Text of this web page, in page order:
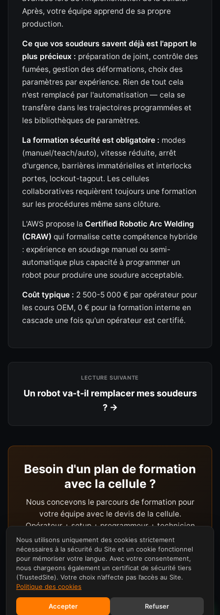
Après, votre équipe apprend de sa propre
production.
Ce que vos soudeurs savent déjà est l'apport le
plus précieux : préparation de joint, contrôle des
fumées, gestion des déformations, choix des
paramètres par expérience. Rien de tout cela
n'est remplacé par l'automatisation — cela se
transfère dans les trajectoires programmées et
les bibliothèques de paramètres.
La formation sécurité est obligatoire : modes
(manuel/teach/auto), vitesse réduite, arrêt
d'urgence, barrières immatérielles et interlocks
portes, lockout-tagout. Les cellules
collaboratives requièrent toujours une formation
sur les procédures même sans clôture.
L'AWS propose la Certified Robotic Arc Welding
(CRAW) qui formalise cette compétence hybride
: expérience en soudage manuel ou semi-
automatique plus capacité à programmer un
robot pour produire une soudure acceptable.
Coût typique : 2 500-5 000 € par opérateur pour
les cours OEM, 0 € pour la formation interne en
cascade une fois qu'un opérateur est certifié.
LECTURE SUIVANTE
Un robot va-t-il remplacer mes soudeurs
? →
Besoin d'un plan de formation
avec la cellule ?
Nous concevons le parcours de formation pour
votre équipe avec le devis de la cellule.
Opérateur + setup + programmeur + technicien
processus.
Nous utilisons uniquement des cookies strictement
nécessaires à la sécurité du Site et un cookie fonctionnel
pour mémoriser votre langue. Avec votre consentement,
nous chargeons également un certificat de sécurité tiers
(TrustedSite). Votre choix n’affecte pas l’accès au Site.
Politique des cookies
Accepter Refuser